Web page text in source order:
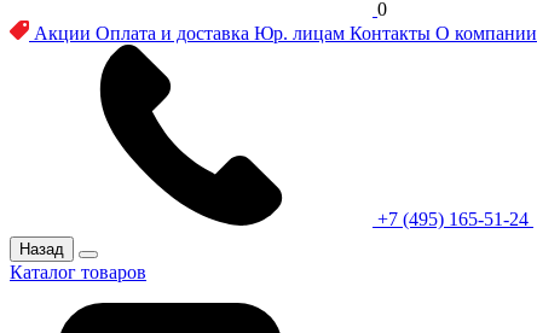
0
Акции Оплата и доставка Юр. лицам Контакты О компании
+7 (495) 165-51-24
Назад
Каталог товаров